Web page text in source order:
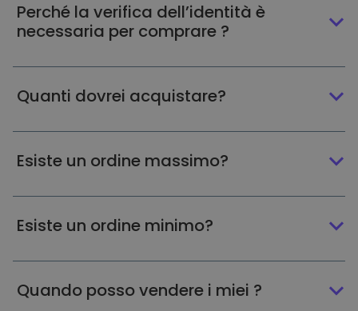
Perché la verifica dell’identità è
necessaria per comprare ?
Quanti dovrei acquistare?
Esiste un ordine massimo?
Esiste un ordine minimo?
Quando posso vendere i miei ?